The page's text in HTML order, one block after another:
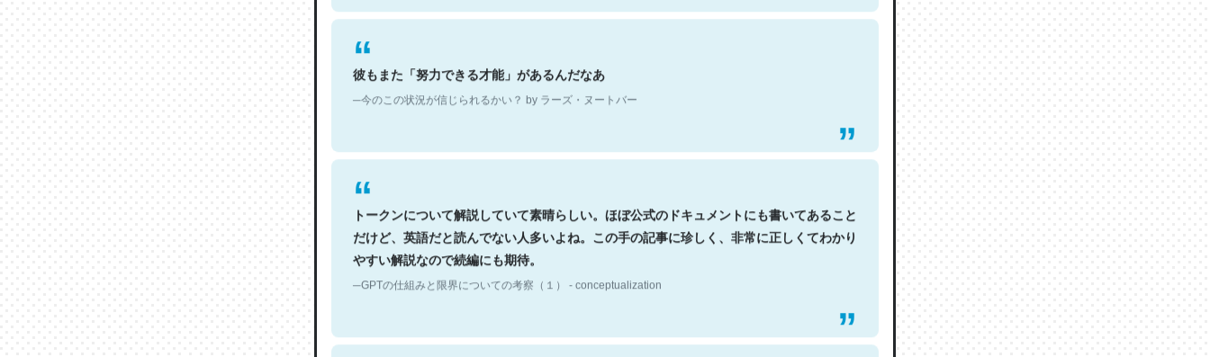
彼もまた「努力できる才能」があるんだなあ
─今のこの状況が信じられるかい？ by ラーズ・ヌートバー
トークンについて解説していて素晴らしい。ほぼ公式のドキュメントにも書いてあること
だけど、英語だと読んでない人多いよね。この手の記事に珍しく、非常に正しくてわかり
やすい解説なので続編にも期待。
─GPTの仕組みと限界についての考察（１） - conceptualization